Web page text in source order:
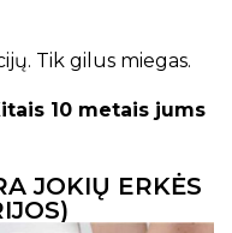
Tik gilus miegas.
10 metais jums
JOKIŲ ERKĖS